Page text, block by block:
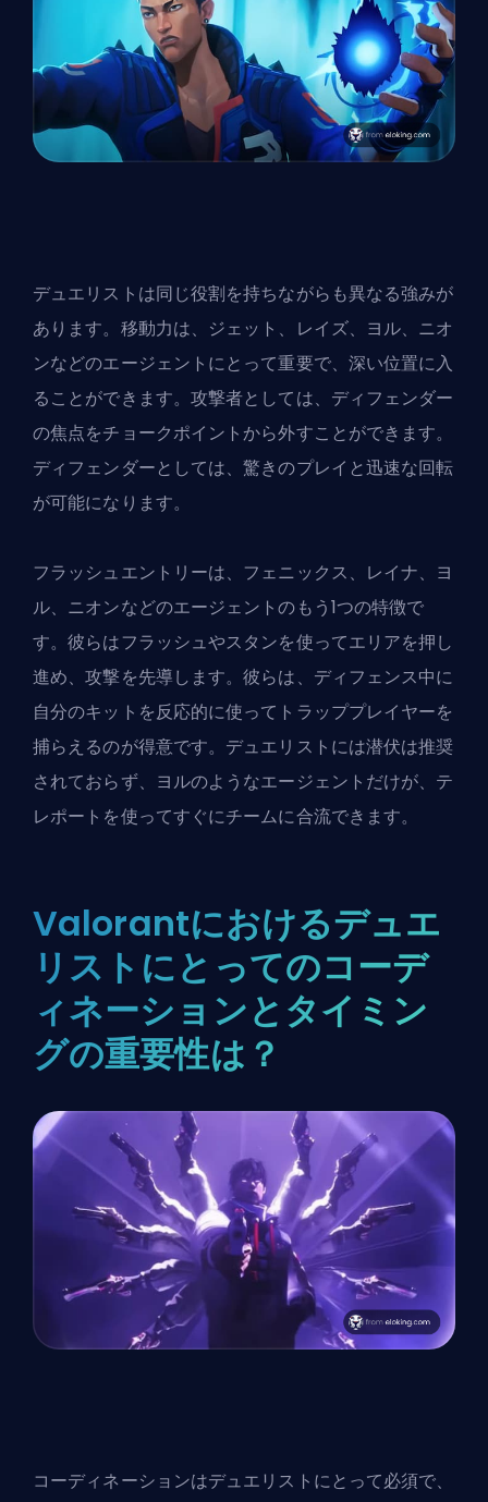
デュエリストは同じ役割を持ちながらも異なる強みが
あります。移動力は、ジェット、レイズ、ヨル、ニオ
ンなどのエージェントにとって重要で、深い位置に入
ることができます。攻撃者としては、ディフェンダー
の焦点をチョークポイントから外すことができます。
ディフェンダーとしては、驚きのプレイと迅速な回転
が可能になります。
フラッシュエントリーは、フェニックス、レイナ、ヨ
ル、ニオンなどのエージェントのもう1つの特徴で
す。彼らはフラッシュやスタンを使ってエリアを押し
進め、攻撃を先導します。彼らは、ディフェンス中に
自分のキットを反応的に使ってトラッププレイヤーを
捕らえるのが得意です。デュエリストには潜伏は推奨
されておらず、ヨルのようなエージェントだけが、テ
レポートを使ってすぐにチームに合流できます。
Valorantにおけるデュエ
リストにとってのコーデ
ィネーションとタイミン
グの重要性は？
コーディネーションはデュエリストにとって必須で、